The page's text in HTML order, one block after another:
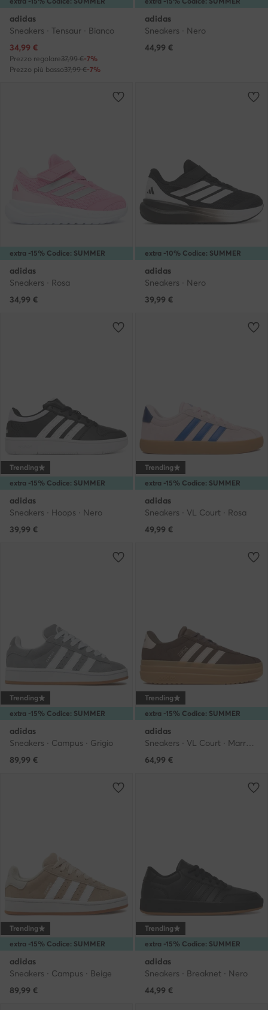
adidas
Sneakers · Tensaur · Bianco
Prezzo attuale
34,99 €
Prezzo regolare37,99 €-7%
Prezzo più basso37,99 €-7%
adidas
Sneakers · Nero
44,99 €
extra -15% Codice: SUMMER
adidas
Sneakers · Rosa
34,99 €
extra -10% Codice: SUMMER
adidas
Sneakers · Nero
39,99 €
extra -15% Codice: SUMMER
Trending
adidas
Sneakers · Hoops · Nero
39,99 €
extra -15% Codice: SUMMER
Trending
adidas
Sneakers · VL Court · Rosa
49,99 €
extra -15% Codice: SUMMER
Trending
adidas
Sneakers · Campus · Grigio
89,99 €
extra -15% Codice: SUMMER
Trending
adidas
Sneakers · VL Court · Marrone
64,99 €
extra -15% Codice: SUMMER
Trending
adidas
Sneakers · Campus · Beige
89,99 €
extra -15% Codice: SUMMER
Trending
adidas
Sneakers · Breaknet · Nero
44,99 €